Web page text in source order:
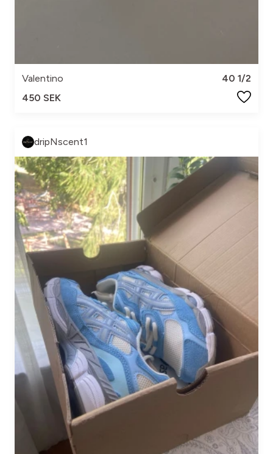
Valentino
40 1/2
450 SEK
dripNscent1